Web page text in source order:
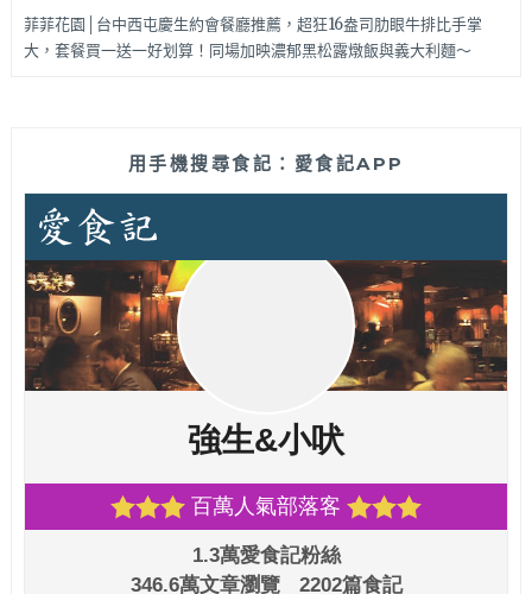
菲菲花園│台中西屯慶生約會餐廳推薦，超狂16盎司肋眼牛排比手掌
大，套餐買一送一好划算！同場加映濃郁黑松露燉飯與義大利麵～
用手機搜尋食記：愛食記APP